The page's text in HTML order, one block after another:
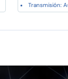
Transmisión: